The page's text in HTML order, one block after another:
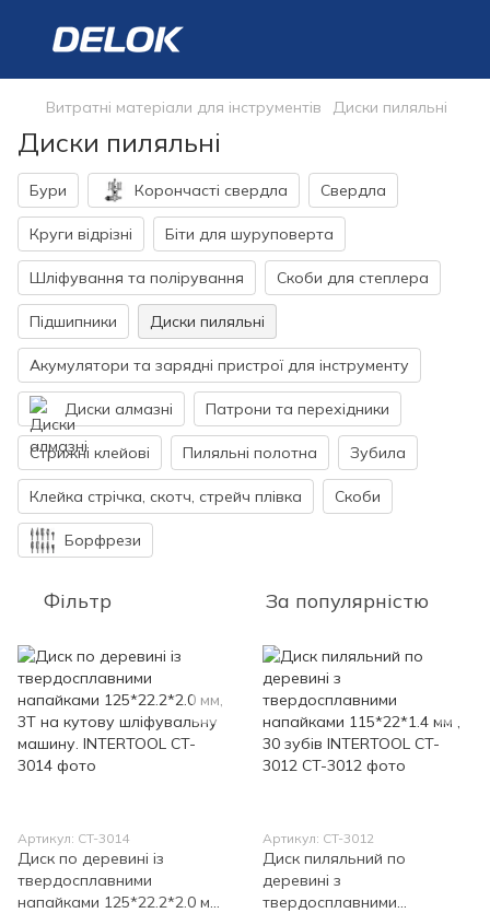
Витратні матеріали для інструментів Диски пиляльні
Диски пиляльні
Бури Корончасті свердла Свердла
Круги відрізні Біти для шуруповерта
Шліфування та полірування Скоби для степлера
Підшипники Диски пиляльні
Акумулятори та зарядні пристрої для інструменту
Диски алмазні Патрони та перехідники
Стрижні клейові Пиляльні полотна Зубила
Клейка стрічка, скотч, стрейч плівка Скоби
Борфрези
Фільтр За популярністю
Артикул: CT-3014
Диск по деревині із
твердосплавними
напайками 125*22.2*2.0 мм,
Артикул: CT-3012
Диск пиляльний по
деревині з
твердосплавними